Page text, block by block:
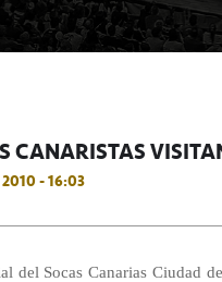
CANARISTAS
- 16:03
del Socas Canarias Ciudad